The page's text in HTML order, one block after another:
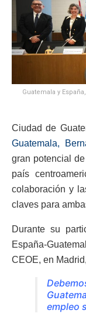
Guatemala y
Ciudad de
Guatemala,
gran potencial
país
colaboración y
claves para
Durante su
España-
CEOE, en
empleo